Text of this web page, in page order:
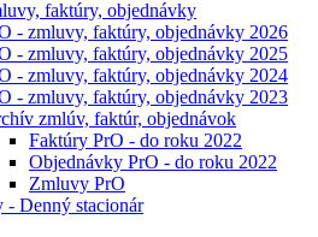
faktúry, objednávky
- zmluvy, faktúry, objednávky 2026
- zmluvy, faktúry, objednávky 2025
- zmluvy, faktúry, objednávky 2024
- zmluvy, faktúry, objednávky 2023
zmlúv, faktúr, objednávok
Faktúry PrO - do roku 2022
Objednávky PrO - do roku 2022
Zmluvy PrO
- Denný stacionár